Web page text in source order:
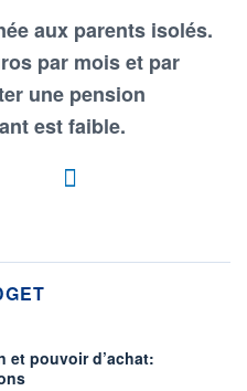
aux parents isolés.
par mois et par
une pension
est faible.
et pouvoir d’achat: